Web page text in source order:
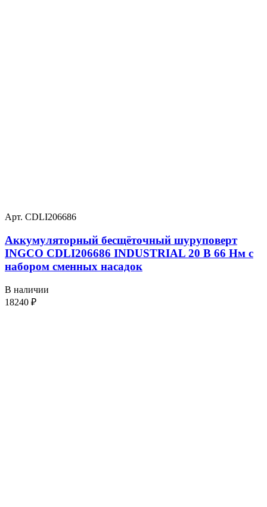
Арт. CDLI206686
Аккумуляторный бесщёточный шуруповерт
INGCO CDLI206686 INDUSTRIAL 20 В 66 Нм с
набором сменных насадок
В наличии
18240 ₽